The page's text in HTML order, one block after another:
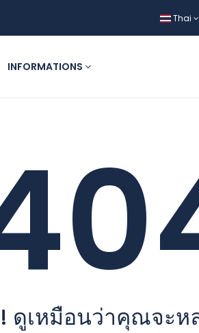
Thai
INFORMATIONS
ดูเหมือนว่าคุณจะห